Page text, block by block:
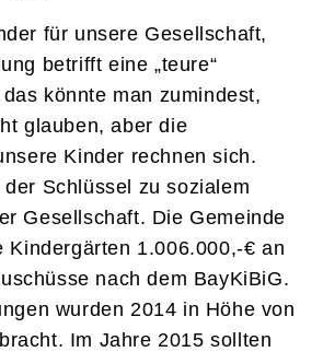
für unsere Gesellschaft,
betrifft eine „teure“
könnte man zumindest,
glauben, aber die
Kinder rechnen sich.
Schlüssel zu sozialem
Gesellschaft. Die Gemeinde
Kindergärten 1.006.000,-€ an
nach dem BayKiBiG.
wurden 2014 in Höhe von
Im Jahre 2015 sollten